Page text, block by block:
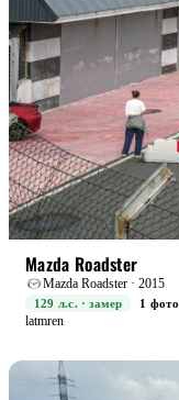
Mazda Roadster
Mazda Roadster · 2015
129 л.с. · замер
1 фото
latmren